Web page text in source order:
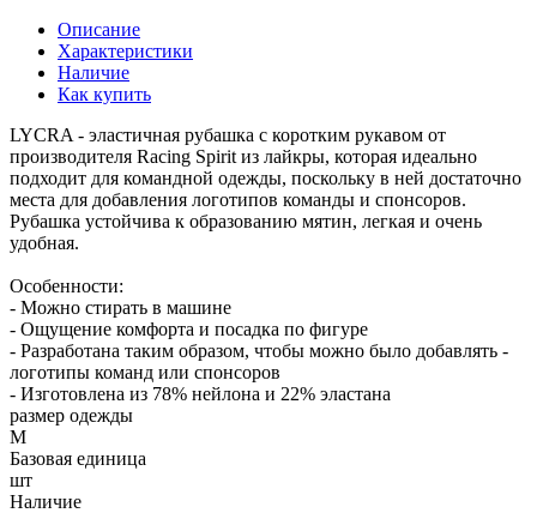
Описание
Характеристики
Наличие
Как купить
LYCRA - эластичная рубашка с коротким рукавом от
производителя Racing Spirit из лайкры, которая идеально
подходит для командной одежды, поскольку в ней достаточно
места для добавления логотипов команды и спонсоров.
Рубашка устойчива к образованию мятин, легкая и очень
удобная.
Особенности:
- Можно стирать в машине
- Ощущение комфорта и посадка по фигуре
- Разработана таким образом, чтобы можно было добавлять -
логотипы команд или спонсоров
- Изготовлена из 78% нейлона и 22% эластана
размер одежды
M
Базовая единица
шт
Наличие